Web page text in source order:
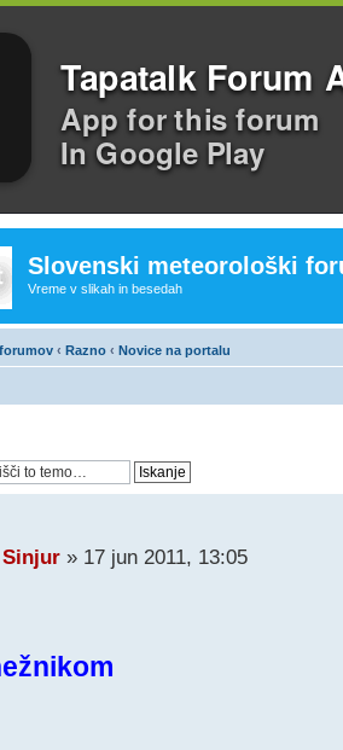
Tapatalk Forum
App for this forum
In Google Play
Slovenski meteorološki
Vreme v slikah in besedah
‹ Razno ‹ Novice na portalu
» 17 jun 2011, 13:05